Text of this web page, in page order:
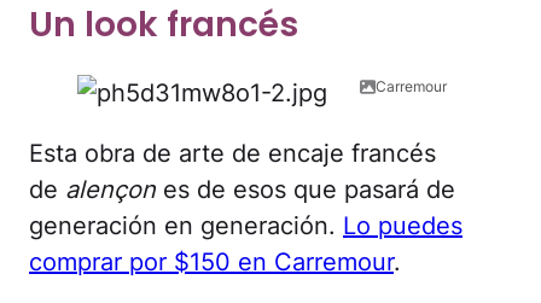
Un look francés
Carremour
Esta obra de arte de encaje francés
de alençon es de esos que pasará de
generación en generación. Lo puedes
comprar por $150 en Carremour.